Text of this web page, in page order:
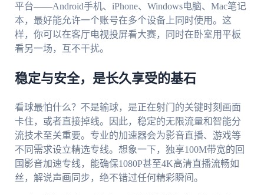
平台——Android手机、iPhone、Windows电脑、Mac笔记
本，最好能允许一个账号在多个设备上同时使用。这
样，你可以在客厅电视投屏看大赛，同时在卧室用平板
看另一场，互不干扰。
稳定与安全，是长久享受的基石
看球最怕什么？不是输球，是正在射门的关键时刻画面
卡住，或者直接掉线。因此，稳定的无限流量和智能分
流技术至关重要。专业的加速器会为影音直播、游戏等
不同需求设立精选专线。想象一下，独享100M带宽的回
国影音加速专线，能确保1080P甚至4K高清直播流畅如
丝，解说声画同步，绝不错过任何精彩瞬间。